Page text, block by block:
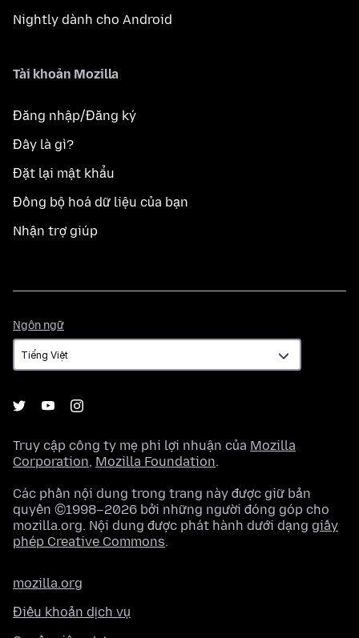
Nightly dành cho Android
Tài khoản Mozilla
Đăng nhập/Đăng ký
Đây là gì?
Đặt lại mật khẩu
Đồng bộ hoá dữ liệu của bạn
Nhận trợ giúp
Ngôn ngữ
ngữ
Truy cập công ty mẹ phi lợi nhuận của Mozilla
Corporation, Mozilla Foundation.
Các phần nội dung trong trang này được giữ bản
quyền ©1998–2026 bởi những người đóng góp cho
mozilla.org. Nội dung được phát hành dưới dạng giấy
phép Creative Commons.
mozilla.org
Điều khoản dịch vụ